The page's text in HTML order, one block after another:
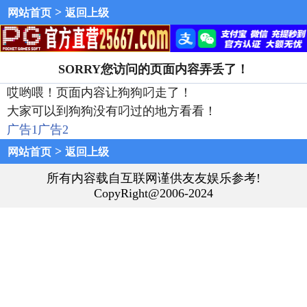
网站首页 > 返回上级
SORRY您访问的页面内容弄丢了！
哎哟喂！页面内容让狗狗叼走了！
大家可以到狗狗没有叼过的地方看看！
广告1广告2
网站首页 > 返回上级
所有内容载自互联网谨供友友娱乐参考!
CopyRight@2006-2024